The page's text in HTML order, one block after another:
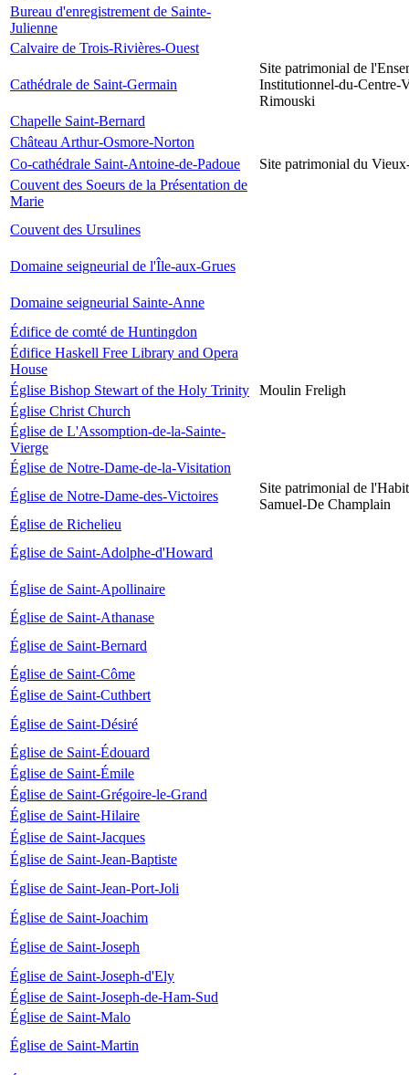
Bureau d'enregistrement de Sainte-
Julienne
Calvaire de Trois-Rivières-Ouest
Cathédrale de Saint-Germain
Site patrimonial de
Institutionnel-du-Centre-
Rimouski
Chapelle Saint-Bernard
Château Arthur-Osmore-Norton
Co-cathédrale Saint-Antoine-de-Padoue
Site patrimonial du
Couvent des Soeurs de la Présentation de
Marie
Couvent des Ursulines
Domaine seigneurial de l'Île-aux-Grues
Domaine seigneurial Sainte-Anne
Édifice de comté de Huntingdon
Édifice Haskell Free Library and Opera
House
Église Bishop Stewart of the Holy Trinity
Moulin Freligh
Église Christ Church
Église de L'Assomption-de-la-Sainte-
Vierge
Église de Notre-Dame-de-la-Visitation
Église de Notre-Dame-des-Victoires
Site patrimonial de
Samuel-De Champlain
Église de Richelieu
Église de Saint-Adolphe-d'Howard
Église de Saint-Apollinaire
Église de Saint-Athanase
Église de Saint-Bernard
Église de Saint-Côme
Église de Saint-Cuthbert
Église de Saint-Désiré
Église de Saint-Édouard
Église de Saint-Émile
Église de Saint-Grégoire-le-Grand
Église de Saint-Hilaire
Église de Saint-Jacques
Église de Saint-Jean-Baptiste
Église de Saint-Jean-Port-Joli
Église de Saint-Joachim
Église de Saint-Joseph
Église de Saint-Joseph-d'Ely
Église de Saint-Joseph-de-Ham-Sud
Église de Saint-Malo
Église de Saint-Martin